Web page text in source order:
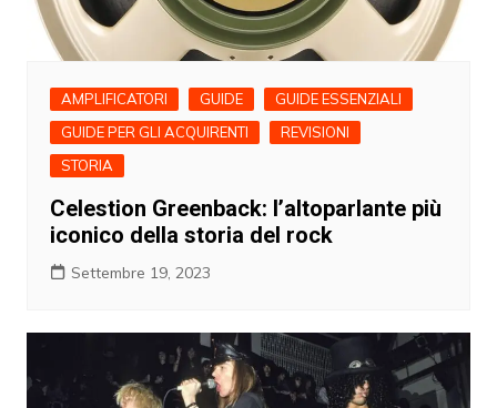
AMPLIFICATORI GUIDE
GUIDE ESSENZIALI
GUIDE PER GLI ACQUIRENTI
REVISIONI
STORIA
Celestion Greenback: l’altoparlante più
iconico della storia del rock
Settembre 19, 2023